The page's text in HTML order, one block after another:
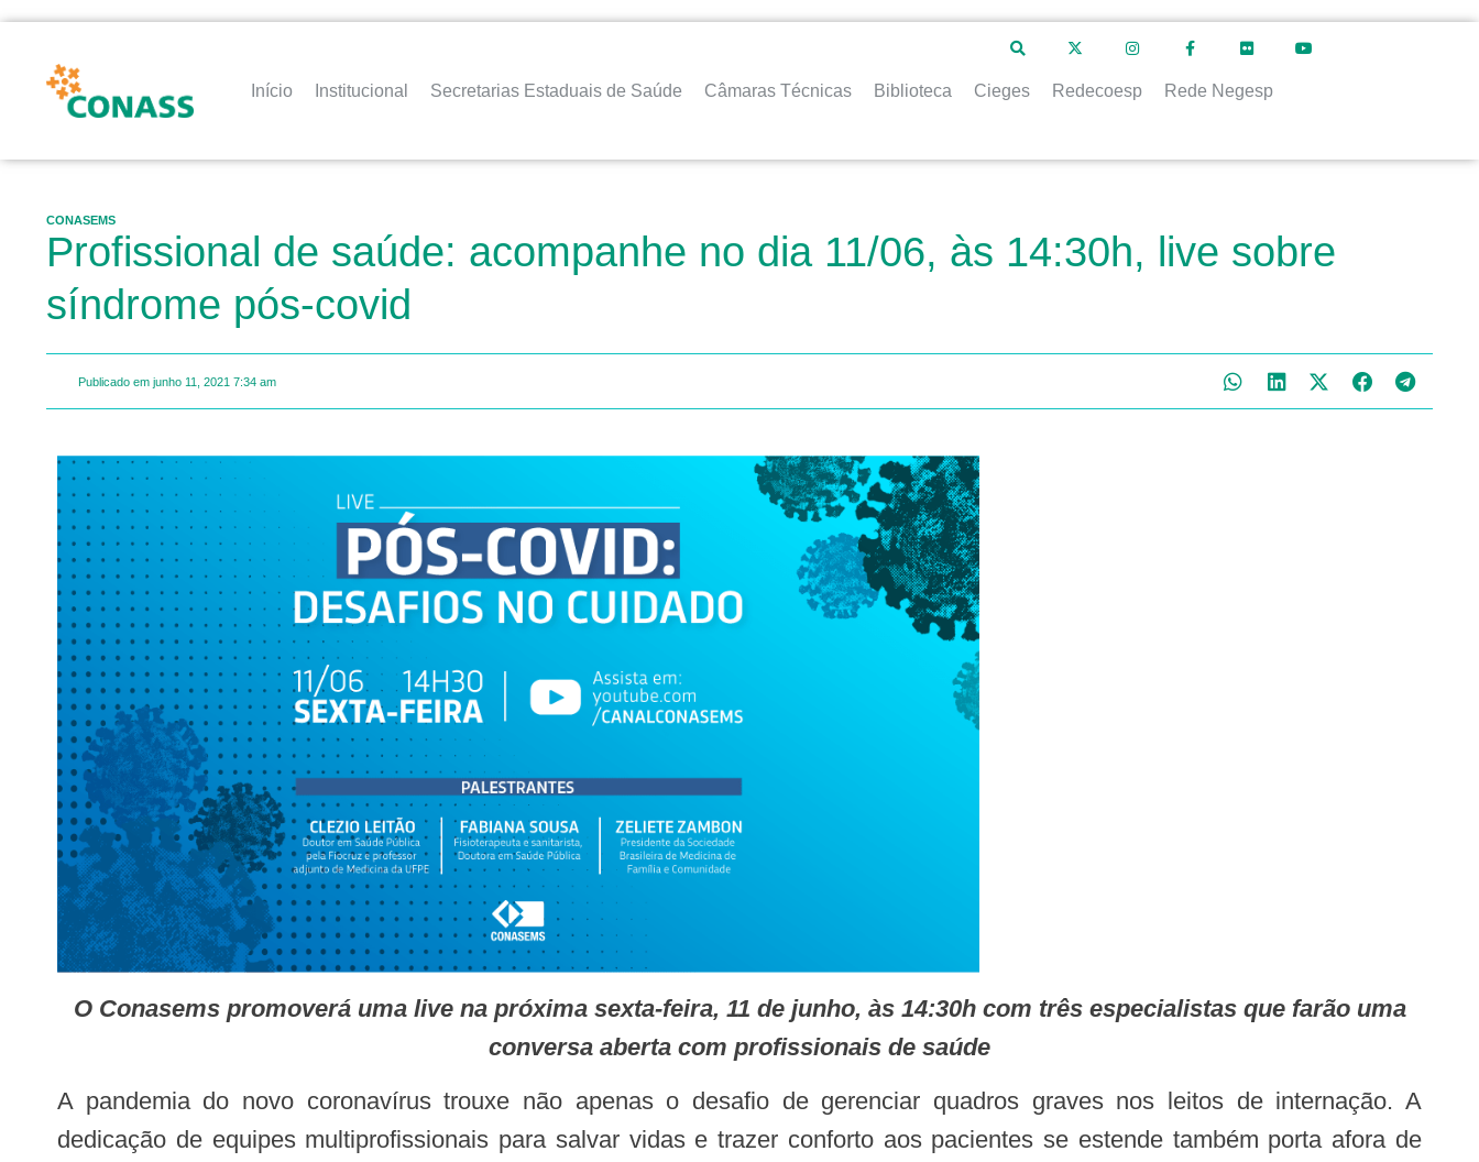
Início Institucional Secretarias Estaduais de Saúde Câmaras Técnicas Biblioteca Cieges Redecoesp Rede Negesp
CONASEMS
Profissional de saúde: acompanhe no dia 11/06, às 14:30h, live sobre
síndrome pós-covid
Publicado em junho 11, 2021 7:34 am
O Conasems promoverá uma live na próxima sexta-feira, 11 de junho, às 14:30h com três especialistas que farão uma
conversa aberta com profissionais de saúde
A pandemia do novo coronavírus trouxe não apenas o desafio de gerenciar quadros graves nos leitos de internação. A
dedicação de equipes multiprofissionais para salvar vidas e trazer conforto aos pacientes se estende também porta afora de